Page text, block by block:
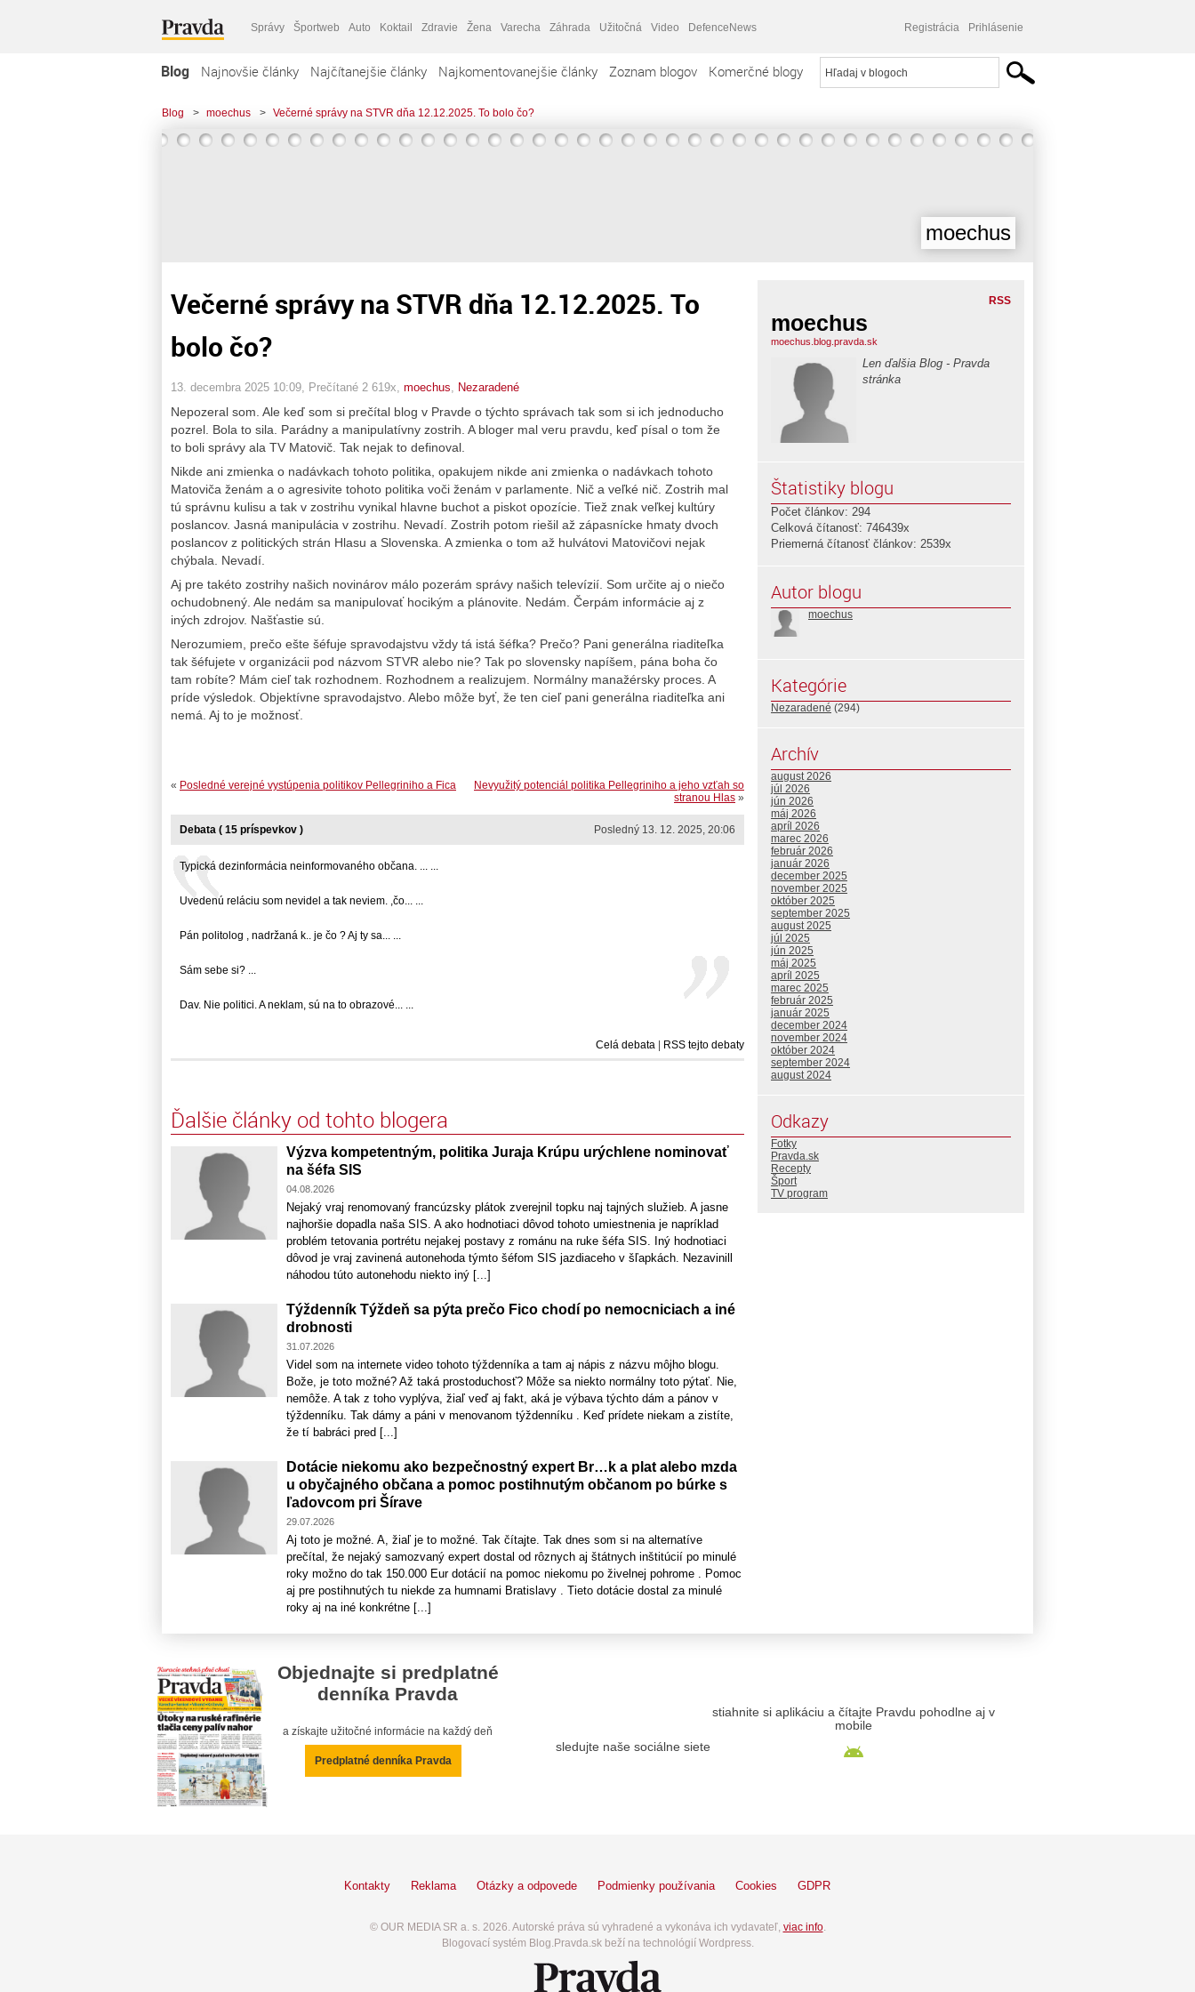
Správy Športweb Auto Koktail Zdravie Žena Varecha Záhrada Užitočná Video DefenceNews Registrácia Prihlásenie
Blog Najnovšie články Najčítanejšie články Najkomentovanejšie články Zoznam blogov Komerčné blogy
Blog > moechus > Večerné správy na STVR dňa 12.12.2025. To bolo čo?
moechus
Večerné správy na STVR dňa 12.12.2025. To
bolo čo?
13. decembra 2025 10:09 , Prečítané 2 619x, moechus Nezaradené
Nepozeral som. Ale keď som si prečítal blog v Pravde o týchto správach tak som si ich jednoducho
pozrel. Bola to sila. Parádny a manipulatívny zostrih. A bloger mal veru pravdu, keď písal o tom že
to boli správy ala TV Matovič. Tak nejak to definoval.
Nikde ani zmienka o nadávkach tohoto politika, opakujem nikde ani zmienka o nadávkach tohoto
Matoviča ženám a o agresivite tohoto politika voči ženám v parlamente. Nič a veľké nič. Zostrih mal
tú správnu kulisu a tak v zostrihu vynikal hlavne buchot a piskot opozície. Tiež znak veľkej kultúry
poslancov. Jasná manipulácia v zostrihu. Nevadí. Zostrih potom riešil až zápasnícke hmaty dvoch
poslancov z politických strán Hlasu a Slovenska. A zmienka o tom až hulvátovi Matovičovi nejak
chýbala. Nevadí.
Aj pre takéto zostrihy našich novinárov málo pozerám správy našich televízií. Som určite aj o niečo
ochudobnený. Ale nedám sa manipulovať hocikým a plánovite. Nedám. Čerpám informácie aj z
iných zdrojov. Našťastie sú.
Nerozumiem, prečo ešte šéfuje spravodajstvu vždy tá istá šéfka? Prečo? Pani generálna riaditeľka
tak šéfujete v organizácii pod názvom STVR alebo nie? Tak po slovensky napíšem, pána boha čo
tam robíte? Mám cieľ tak rozhodnem. Rozhodnem a realizujem. Normálny manažérsky proces. A
príde výsledok. Objektívne spravodajstvo. Alebo môže byť, že ten cieľ pani generálna riaditeľka ani
nemá. Aj to je možnosť.
Nevyužitý potenciál politika Pellegriniho a jeho vzťah so
stranou Hlas »
« Posledné verejné vystúpenia politikov Pellegriniho a Fica
Posledný 13. 12. 2025, 20:06
Debata ( 15 príspevkov )
Typická dezinformácia neinformovaného občana. ... ...
Uvedenú reláciu som nevidel a tak neviem. ,čo... ...
Pán politolog , nadržaná k.. je čo ? Aj ty sa... ...
Sám sebe si? ...
Dav. Nie politici. A neklam, sú na to obrazové... ...
Celá debata RSS tejto debaty
Ďalšie články od tohto blogera
Výzva kompetentným, politika Juraja Krúpu urýchlene nominovať
na šéfa SIS
04.08.2026
Nejaký vraj renomovaný francúzsky plátok zverejnil topku naj tajných služieb. A jasne
najhoršie dopadla naša SIS. A ako hodnotiaci dôvod tohoto umiestnenia je napríklad
problém tetovania portrétu nejakej postavy z románu na ruke šéfa SIS. Iný hodnotiaci
dôvod je vraj zavinená autonehoda týmto šéfom SIS jazdiaceho v šľapkách. Nezavinill
náhodou túto autonehodu niekto iný [...]
Týždenník Týždeň sa pýta prečo Fico chodí po nemocniciach a iné
drobnosti
31.07.2026
Videl som na internete video tohoto týždenníka a tam aj nápis z názvu môjho blogu.
Bože, je toto možné? Až taká prostoduchosť? Môže sa niekto normálny toto pýtať. Nie,
nemôže. A tak z toho vyplýva, žiaľ veď aj fakt, aká je výbava týchto dám a pánov v
týždenníku. Tak dámy a páni v menovanom týždenníku . Keď prídete niekam a zistíte,
že tí babráci pred [...]
Dotácie niekomu ako bezpečnostný expert Br…k a plat alebo mzda
u obyčajného občana a pomoc postihnutým občanom po búrke s
ľadovcom pri Šírave
29.07.2026
Aj toto je možné. A, žiaľ je to možné. Tak čítajte. Tak dnes som si na alternatíve
prečítal, že nejaký samozvaný expert dostal od rôznych aj štátnych inštitúcií po minulé
roky možno do tak 150.000 Eur dotácií na pomoc niekomu po živelnej pohrome . Pomoc
aj pre postihnutých tu niekde za humnami Bratislavy . Tieto dotácie dostal za minulé
roky aj na iné konkrétne [...]
RSS
moechus
moechus.blog.pravda.sk
Len ďalšia Blog - Pravda
stránka
Štatistiky blogu
Počet článkov: 294
Celková čítanosť: 746439x
Priemerná čítanosť článkov: 2539x
Autor blogu
moechus
Kategórie
Nezaradené (294)
Archív
august 2026
júl 2026
jún 2026
máj 2026
apríl 2026
marec 2026
február 2026
január 2026
december 2025
november 2025
október 2025
september 2025
august 2025
júl 2025
jún 2025
máj 2025
apríl 2025
marec 2025
február 2025
január 2025
december 2024
november 2024
október 2024
september 2024
august 2024
Odkazy
Fotky
Pravda.sk
Recepty
Šport
TV program
Objednajte si predplatné
denníka Pravda
a získajte užitočné informácie na každý deň
Predplatné denníka Pravda
sledujte naše sociálne siete
stiahnite si aplikáciu a čítajte Pravdu pohodlne aj v
mobile
Kontakty Reklama Otázky a odpovede Podmienky používania Cookies GDPR
© OUR MEDIA SR a. s. 2026. Autorské práva sú vyhradené a vykonáva ich vydavateľ, viac info.
Blogovací systém Blog.Pravda.sk beží na technológií Wordpress.